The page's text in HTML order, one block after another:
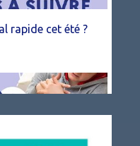
rapide cet été ?